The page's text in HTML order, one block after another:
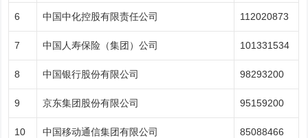
6 中国中化控股有限责任公司 112020873
7 中国人寿保险（集团）公司 101331534
8 中国银行股份有限公司 98293200
9 京东集团股份有限公司 95159200
10 中国移动通信集团有限公司 85088466